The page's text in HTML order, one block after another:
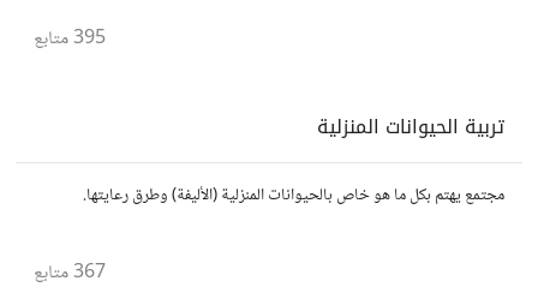
395متابع
تربية الحيوانات المنزلية
مجتمع يهتم بكل ما هو خاص بالحيوانات المنزلية (الأليفة) وطرق رعايتها.
367متابع